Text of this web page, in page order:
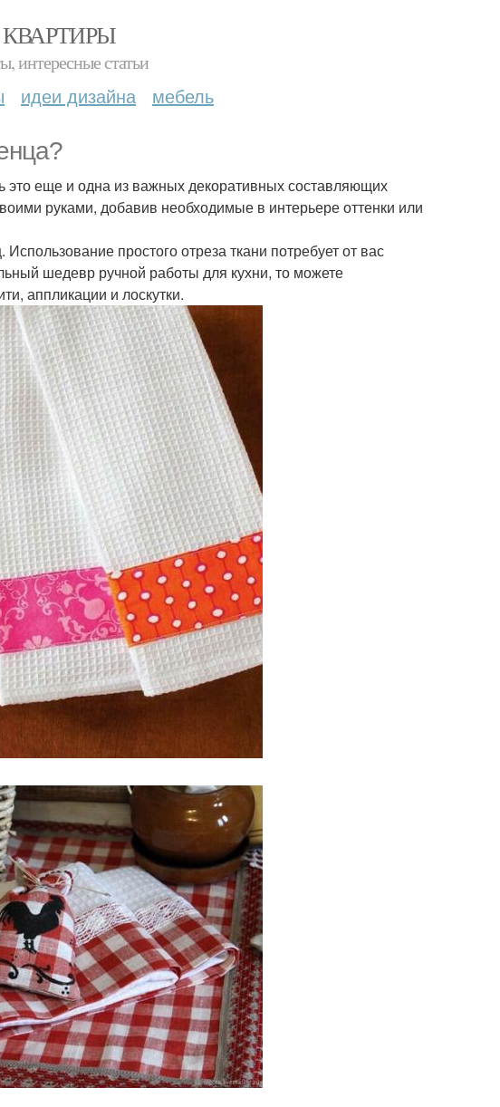
интересные статьи
идеи дизайна мебель
это еще и одна из важных декоративных составляющих
руками, добавив необходимые в интерьере оттенки или
простого отреза ткани потребует от вас
шедевр ручной работы для кухни, то можете
аппликации и лоскутки.